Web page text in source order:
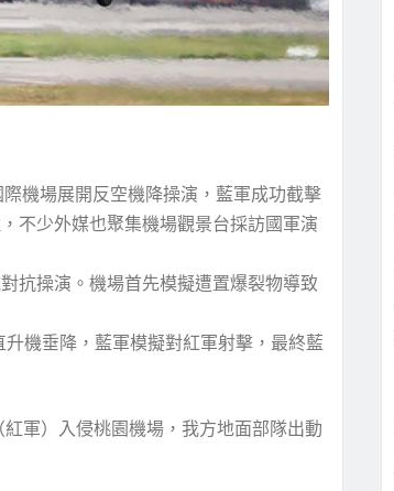
機場展開反空機降操演，藍軍成功截擊
不少外媒也聚集機場觀景台採訪國軍演
抗操演。機場首先模擬遭置爆裂物導致
機垂降，藍軍模擬對紅軍射擊，最終藍
軍）入侵桃園機場，我方地面部隊出動